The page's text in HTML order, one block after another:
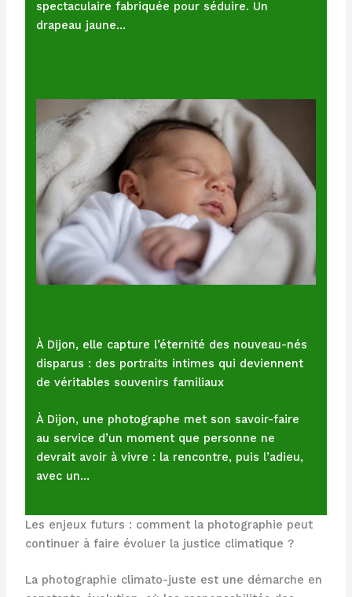
spectaculaire fabriquée pour séduire. Un
drapeau jaune…
À Dijon, elle capture l’éternité des nouveau-nés
disparus : des portraits intimes qui deviennent
de véritables souvenirs familiaux
À Dijon, une photographe met son savoir-faire
au service d’un moment que personne ne
devrait avoir à vivre : la rencontre, puis l’adieu,
avec un…
Les enjeux futurs : comment la photographie peut
continuer à faire évoluer la justice climatique ?
La photographie climato-juste est une démarche en